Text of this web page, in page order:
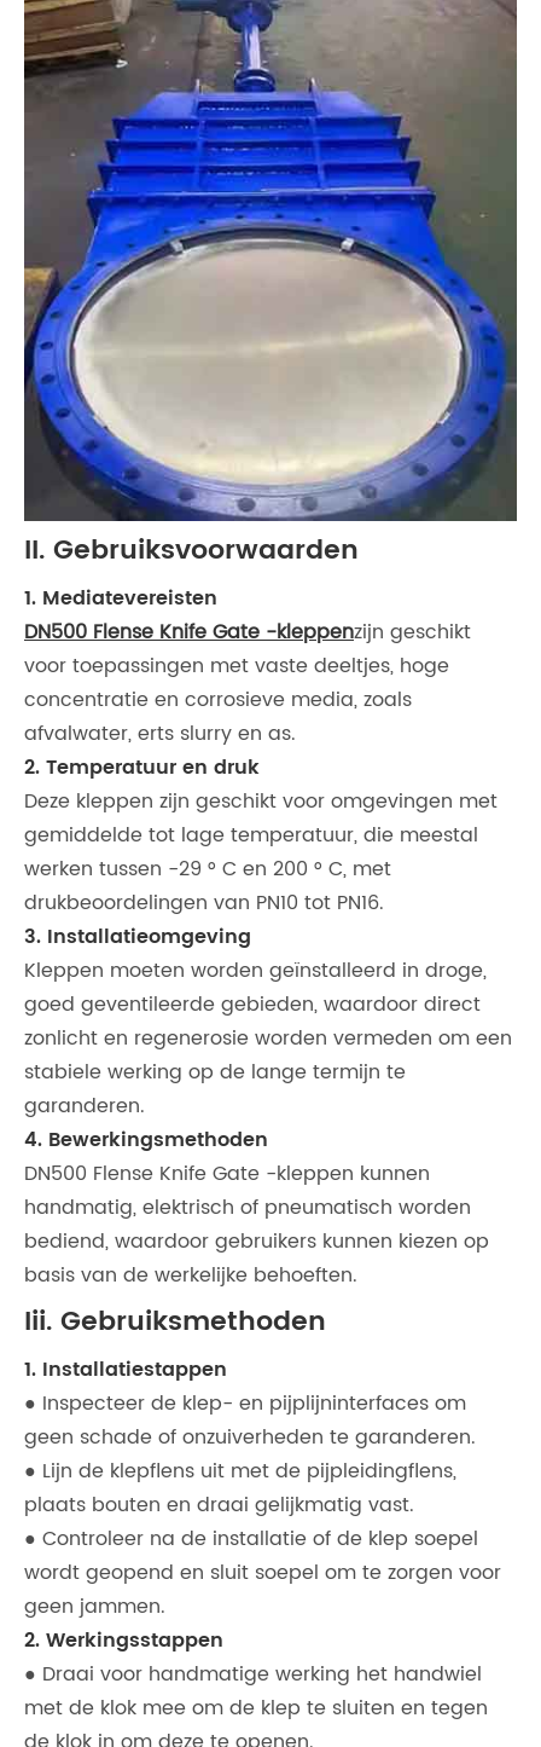
II. Gebruiksvoorwaarden
1. Mediatevereisten
DN500 Flense Knife Gate -kleppenzijn geschikt
voor toepassingen met vaste deeltjes, hoge
concentratie en corrosieve media, zoals
afvalwater, erts slurry en as.
2. Temperatuur en druk
Deze kleppen zijn geschikt voor omgevingen met
gemiddelde tot lage temperatuur, die meestal
werken tussen -29 ° C en 200 ° C, met
drukbeoordelingen van PN10 tot PN16.
3. Installatieomgeving
Kleppen moeten worden geïnstalleerd in droge,
goed geventileerde gebieden, waardoor direct
zonlicht en regenerosie worden vermeden om een
​​stabiele werking op de lange termijn te
garanderen.
4. Bewerkingsmethoden
DN500 Flense Knife Gate -kleppen kunnen
handmatig, elektrisch of pneumatisch worden
bediend, waardoor gebruikers kunnen kiezen op
basis van de werkelijke behoeften.
Iii. Gebruiksmethoden
1. Installatiestappen
● Inspecteer de klep- en pijplijninterfaces om
geen schade of onzuiverheden te garanderen.
● Lijn de klepflens uit met de pijpleidingflens,
plaats bouten en draai gelijkmatig vast.
● Controleer na de installatie of de klep soepel
wordt geopend en sluit soepel om te zorgen voor
geen jammen.
2. Werkingsstappen
● Draai voor handmatige werking het handwiel
met de klok mee om de klep te sluiten en tegen